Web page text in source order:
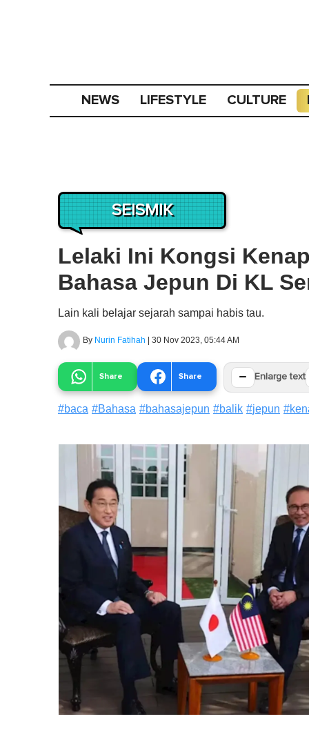
NEWS LIFESTYLE CULTURE
SEISMIK
Lelaki Ini Kongsi
Bahasa Jepun Di KL
Lain kali belajar sejarah sampai habis tau.
By Nurin Fatihah | 30 Nov 2023, 05:44 AM
Share Share − Enlarge text
#baca #Bahasa #bahasajepun #balik #jepun #